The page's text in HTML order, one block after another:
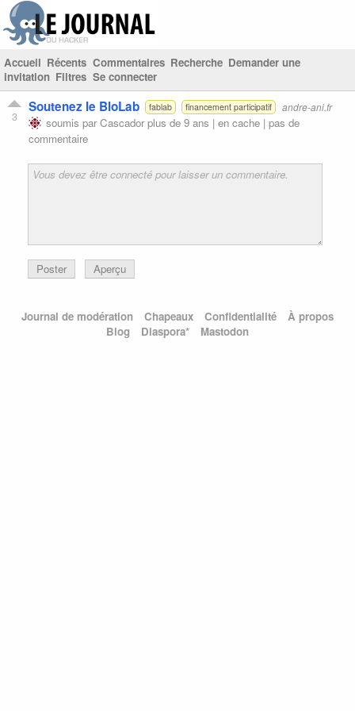
Accueil Récents Commentaires Recherche Demander une
invitation Filtres Se connecter
3
Soutenez le BloLab fablab financement participatif andre-ani.fr
soumis parCascadorplus de 9 ans | en cache | pas de
commentaire
Poster Aperçu
Journal de modération Chapeaux Confidentialité
À propos
Blog
Diaspora* Mastodon